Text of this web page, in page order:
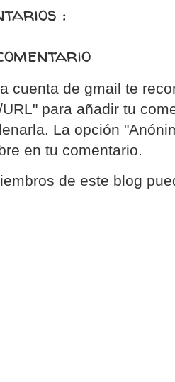
:
cuenta de gmail te
para añadir tu
La opción
en tu comentario.
de este blog